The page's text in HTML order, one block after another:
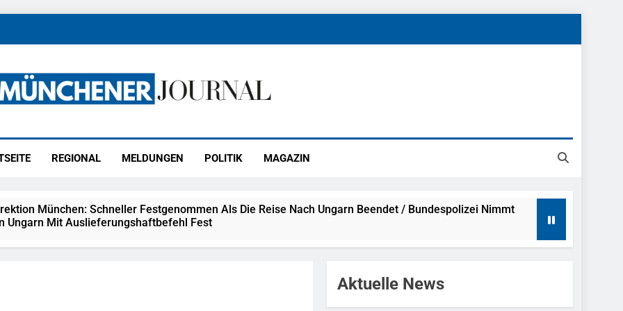
REGIONAL MELDUNGEN POLITIK MAGAZIN
München: Schneller Festgenommen Als Die Reise Nach Ungarn Beendet / Bundespolizei Nimmt
Ungarn Mit Auslieferungshaftbefehl Fest
Aktuelle News